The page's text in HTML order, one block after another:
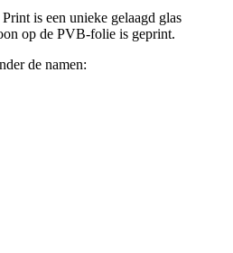
is een unieke gelaagd glas
op de PVB-folie is geprint.
de namen: